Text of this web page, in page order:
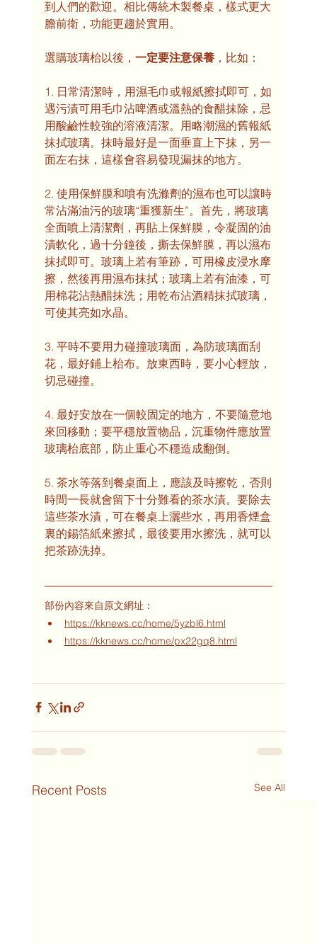
到人們的歡迎。相比傳統木製餐桌，樣式更大
膽前衛，功能更趨於實用。
選購玻璃枱以後， 一定要注意保養，比如：
1. 日常清潔時，用濕毛巾或報紙擦拭即可，如
遇污漬可用毛巾沾啤酒或溫熱的食醋抹除，忌
用酸鹼性較強的溶液清潔。用略潮濕的舊報紙
抹拭玻璃。抹時最好是一面垂直上下抹，另一
面左右抹，這樣會容易發現漏抹的地方。
2. 使用保鮮膜和噴有洗滌劑的濕布也可以讓時
常沾滿油污的玻璃“重獲新生”。首先，將玻璃
全面噴上清潔劑，再貼上保鮮膜，令凝固的油
漬軟化，過十分鐘後，撕去保鮮膜，再以濕布
抹拭即可。玻璃上若有筆跡，可用橡皮浸水摩
擦，然後再用濕布抹拭；玻璃上若有油漆，可
用棉花沾熱醋抹洗；用乾布沾酒精抹拭玻璃，
可使其亮如水晶。
3. 平時不要用力碰撞玻璃面，為防玻璃面刮
花，最好鋪上枱布。放東西時，要小心輕放，
切忌碰撞。
4. 最好安放在一個較固定的地方，不要隨意地
來回移動；要平穩放置物品，沉重物件應放置
玻璃枱底部，防止重心不穩造成翻倒。
5. 茶水等落到餐桌面上，應該及時擦乾，否則
時間一長就會留下十分難看的茶水漬。要除去
這些茶水漬，可在餐桌上灑些水，再用香煙盒
裏的錫箔紙來擦拭，最後要用水擦洗，就可以
把茶跡洗掉。
部份內容來自原文網址：
https://kknews.cc/home/5yzbl6.html
https://kknews.cc/home/px22gq8.html
Recent Posts See All